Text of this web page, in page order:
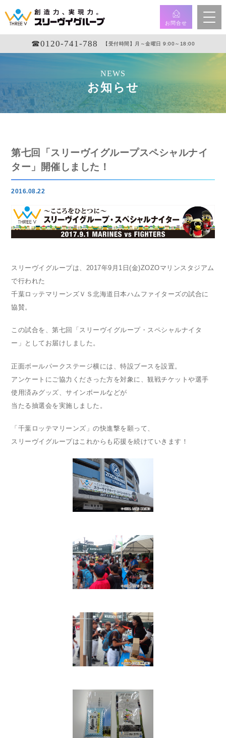
お問合せ
☎︎0120-741-788 【受付時間】月～金曜日 9:00～18:00
NEWS
お知らせ
第七回「スリーヴイグループスペシャルナイ
ター」開催しました！
2016.08.22
スリーヴイグループは、2017年9月1日(金)ZOZOマリンスタジアム
で行われた
千葉ロッテマリーンズＶＳ北海道日本ハムファイターズの試合に
協賛。
この試合を、第七回「スリーヴイグループ・スペシャルナイタ
ー」としてお届けしました。
正面ボールパークステージ横には、特設ブースを設置。
アンケートにご協力くださった方を対象に、観戦チケットや選手
使用済みグッズ、サインボールなどが
当たる抽選会を実施しました。
「千葉ロッテマリーンズ」の快進撃を願って、
スリーヴイグループはこれからも応援を続けていきます！